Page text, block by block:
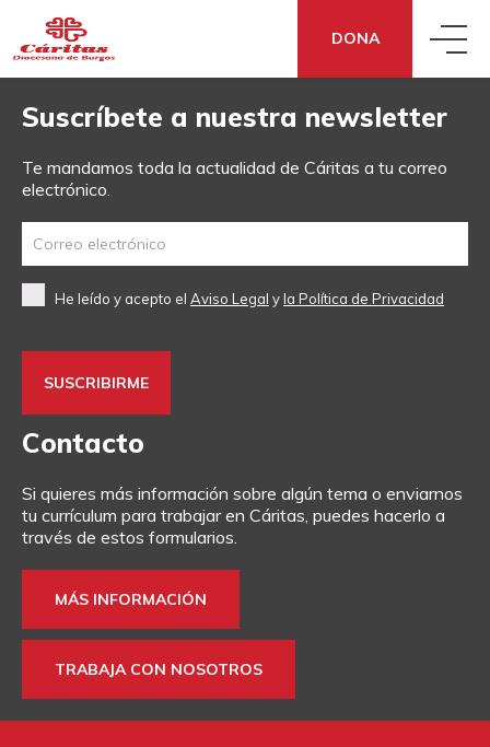
DONA
BUSCADOR
ACCESO PARA USUARIOS
QUIÉNES SOMOS
CONOCE CÁRITAS
DÓNDE ESTAMOS
TRANSPARENCIA
CÓMO NOS FINANCIAMOS
QUÉ HACEMOS
ACCIÓN SOCIAL
ECONOMÍA SOCIAL Y SOLIDARIA
COOPERACIÓN FRATERNA
QUÉ DECIMOS
NOTICIAS
FORMACIÓN
QUÉ PUEDES HACER TÚ
HAZTE VOLUNTARIO
HERENCIAS Y LEGADOS
TE AYUDAMOS
DONA
Suscríbete a nuestra newsletter
Te mandamos toda la actualidad de Cáritas a tu correo
electrónico.
He leído y acepto el Aviso Legal yla Política de Privacidad
Contacto
Si quieres más información sobre algún tema o enviarnos
tu currículum para trabajar en Cáritas, puedes hacerlo a
través de estos formularios.
MÁS INFORMACIÓN
TRABAJA CON NOSOTROS